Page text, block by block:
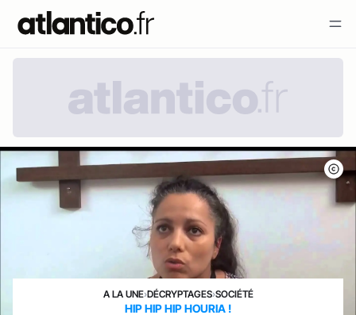
A LA UNE›DÉCRYPTAGES›SOCIÉTÉ
HIP HIP HIP HOURIA !